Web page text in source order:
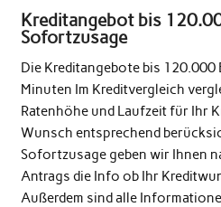
Kreditangebot bis
Sofortzusage
Die Kreditangebote bis
Minuten Im Kreditvergleich
Ratenhöhe und Laufzeit für Ihr
Wunsch entsprechend
Sofortzusage geben wir Ihnen
Antrags die Info ob Ihr
Außerdem sind alle